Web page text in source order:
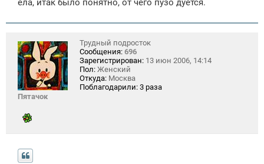
Пятачок
Трудный подросток
Сообщения: 696
Зарегистрирован: 13 июн 2006, 14:14
Пол: Женский
Откуда: Москва
Поблагодарили: 3 раза